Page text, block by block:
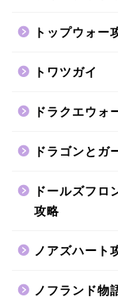
トップウォー
トワツガイ
ドラクエウォ
ドラゴンとガ
ドールズフロ
攻略
ノアズハート
ノフランド物